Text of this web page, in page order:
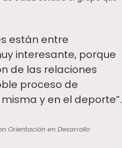
están entre
interesante, porque
de las relaciones
proceso de
y en el deporte”.
Orientación en Desarrollo